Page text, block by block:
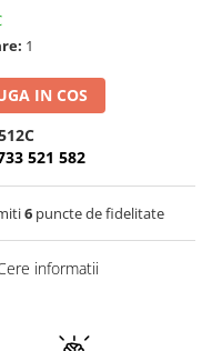
1
IN COS
521 582
6 puncte de fidelitate
informatii